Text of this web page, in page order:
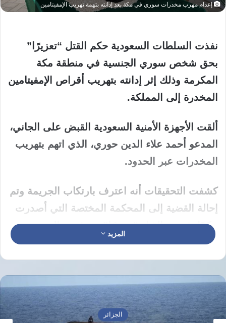
إعدام مهرب مخدرات سوري في مكة بعد إدانته بتهمة تهريب الإمفيتامين
نفذت السلطات السعودية حكم القتل “تعزيرًا”
بحق شخص سوري الجنسية في منطقة مكة
المكرمة وذلك إثر إدانته بتهريب أقراص الإمفيتامين
المخدرة إلى المملكة.
ألقت الأجهزة الأمنية السعودية القبض على الجاني،
المدعو أحمد علاء الدين حوري، الذي اتهم بتهريب
المخدرات عبر الحدود.
كشفت التحقيقات أنه اعترف بارتكاب الجريمة وتم
إحالة القضية إلى المحكمة المختصة التي أصدرت
حكمًا يقضي بالقتل “تعزيرًا” بعد ثبوت التهم
المنسوبة إليه.
قضى بتثبيت الإدانة ضد الجاني، وأكدت أن
المحكمة العليا أيدت القرار بعد الاستئناف، ليصدر
المزيد
الجزائر